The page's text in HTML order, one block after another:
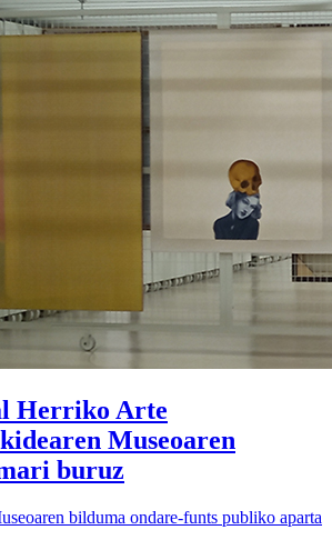
Herriko Arte
Museoaren
buruz
bilduma ondare-funts publiko aparta